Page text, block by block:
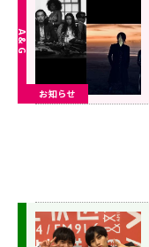
お知らせ